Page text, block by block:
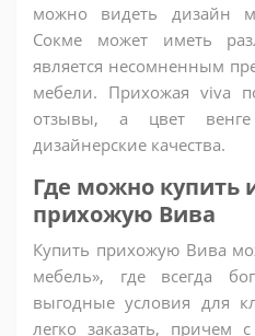
можно видеть дизайн
Сокме может иметь
является несомненным
мебели. Прихожая viva
отзывы, а цвет
дизайнерские качества.
Где можно купить
прихожую Вива
Купить прихожую Вива
мебель», где всегда
выгодные условия для
легко заказать, причем